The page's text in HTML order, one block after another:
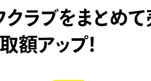
ラブをまとめて
額アップ！